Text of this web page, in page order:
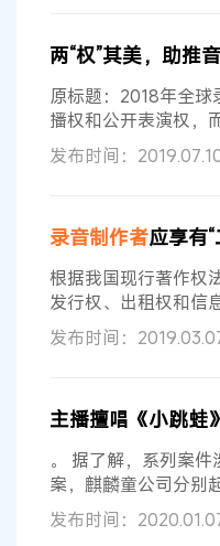
行创作性艺术修改的
的过程中所付出的创
可。 随着现今科学
两“权”其美，助推
原标题：2018年全球
播权和公开表演权，
乐界呼吁——两“权”其
赋予录音 制作者广播
生产；流媒体平台急
利大多依靠增值服务
尾效应”难发挥；演
发布时间：
录音制作者应享有
根据我国现行著作权法
发行权、出租权和信
并不享有广播权、公
下传统市场收入的萎
品二次使用的获酬权
是市场需求的角度均
接权赋权范围需扩大
发布时间：
主播擅唱《小跳蛙
。 据了解，系列案件
案，麒麟童公司分别
权和录音 录像制作者
元；涉及主播“咻咻满
发布时间：